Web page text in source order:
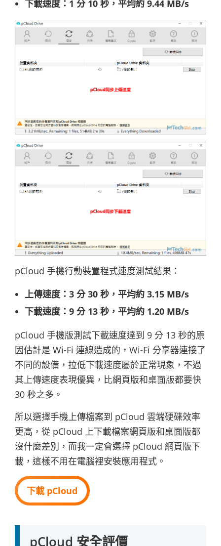
下載速度：1 分 10 秒，平均約 9.44 MB/s
pCloud 手機行動裝置程式速度測試結果：
上傳速度：3 分 30 秒，平均約 3.15 MB/s
下載速度：9 分 13 秒，平均約 1.20 MB/s
pCloud 手機版測試下載速度達到 9 分 13 秒的原
因估計是 Wi-Fi 連線造成的，Wi-Fi 分享器連接了
不同的設備，拉低下載速度屬於正常現象，不過
其上傳速度表現優異，比網頁版和桌面版都要快
30 秒之多。
所以選擇手機上傳檔案到 pCloud 雲端硬碟效率
更高，從 pCloud 上下載檔案網頁版和桌面版都
沒什麼差別，而我一定會選擇 pCloud 網頁版下
載，這樣不用在電腦裡安裝應用程式。
下載 pCloud
pCloud 安全評價